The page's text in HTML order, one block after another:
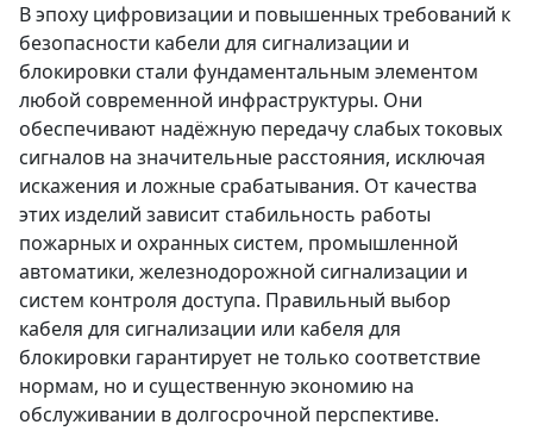
В эпоху цифровизации и повышенных требований к
безопасности кабели для сигнализации и
блокировки стали фундаментальным элементом
любой современной инфраструктуры. Они
обеспечивают надёжную передачу слабых токовых
сигналов на значительные расстояния, исключая
искажения и ложные срабатывания. От качества
этих изделий зависит стабильность работы
пожарных и охранных систем, промышленной
автоматики, железнодорожной сигнализации и
систем контроля доступа. Правильный выбор
кабеля для сигнализации или кабеля для
блокировки гарантирует не только соответствие
нормам, но и существенную экономию на
обслуживании в долгосрочной перспективе.